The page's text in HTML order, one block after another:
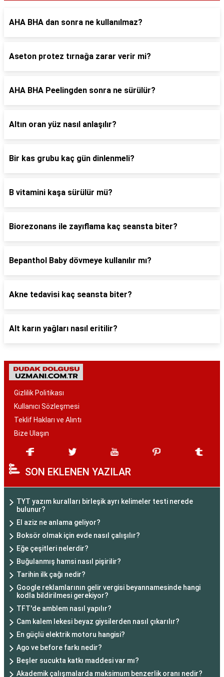
AHA BHA dan sonra ne kullanılmaz?
Aseton protez tırnağa zarar verir mi?
AHA BHA Peelingden sonra ne sürülür?
Altın oran yüz nasıl anlaşılır?
Bir kas grubu kaç gün dinlenmeli?
B vitamini kaşa sürülür mü?
Biorezonans ile zayıflama kaç seansta biter?
Bepanthol Baby dövmeye kullanılır mı?
Akne tedavisi kaç seansta biter?
Alt karın yağları nasıl eritilir?
Gizlilik Politikası
Kullanıcı Sözleşmesi
Teklif Hakları ve Alıntı
Bize Ulaşın
SON EKLENEN YAZILAR
TYT yazım kuralları birleşik ayrı kelimeler testi nerede
bulunur?
El aziz ne anlama geliyor?
Boksör olmak için evde nasıl çalışılır?
Eğe çeşitleri nelerdir?
Buğulanmış hamsi nasıl pişirilir?
Tarihin ilk çağı nedir?
Google reklamlarının gelir vergisi beyannamesinde hangi
kodla bildirilmesi gerekiyor?
TFT'de amblem nasıl yapılır?
Cam kalem lekesi beyaz giysilerden nasıl çıkarılır?
En güçlü elektrik motoru hangisi?
Ago ve before farkı nedir?
Beşler sucukta katkı maddesi var mı?
Akademik çalışmalarda maksimum benzerlik oranı nedir?